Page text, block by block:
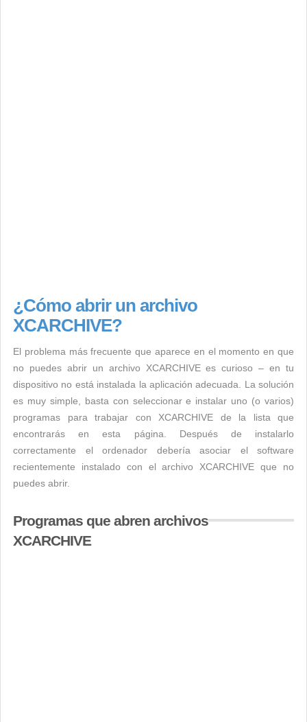
¿Cómo abrir un archivo
XCARCHIVE?
El problema más frecuente que aparece en el momento en que
no puedes abrir un archivo XCARCHIVE es curioso – en tu
dispositivo no está instalada la aplicación adecuada. La solución
es muy simple, basta con seleccionar e instalar uno (o varios)
programas para trabajar con XCARCHIVE de la lista que
encontrarás en esta página. Después de instalarlo
correctamente el ordenador debería asociar el software
recientemente instalado con el archivo XCARCHIVE que no
puedes abrir.
Programas que abren archivos
XCARCHIVE